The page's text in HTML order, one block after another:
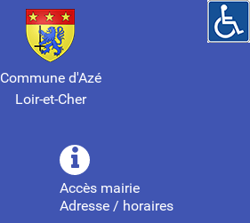
Commune d'Azé
Loir-et-Cher
Accès mairie
Adresse / horaires